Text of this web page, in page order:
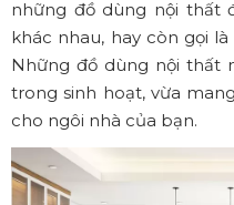
những đồ dùng nội thất
khác nhau, hay còn gọi
Những đồ dùng nội thất
trong sinh hoạt, vừa
cho ngôi nhà của bạn.